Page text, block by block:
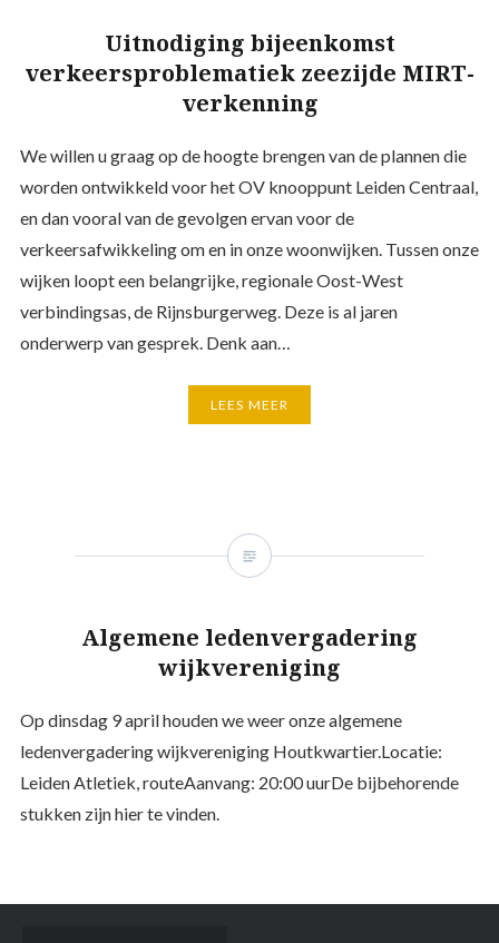
Uitnodiging bijeenkomst
verkeersproblematiek zeezijde MIRT-
verkenning
We willen u graag op de hoogte brengen van de plannen die
worden ontwikkeld voor het OV knooppunt Leiden Centraal,
en dan vooral van de gevolgen ervan voor de
verkeersafwikkeling om en in onze woonwijken. Tussen onze
wijken loopt een belangrijke, regionale Oost-West
verbindingsas, de Rijnsburgerweg. Deze is al jaren
onderwerp van gesprek. Denk aan…
LEES MEER
Algemene ledenvergadering
wijkvereniging
Op dinsdag 9 april houden we weer onze algemene
ledenvergadering wijkvereniging Houtkwartier.Locatie:
Leiden Atletiek, routeAanvang: 20:00 uurDe bijbehorende
stukken zijn hier te vinden.